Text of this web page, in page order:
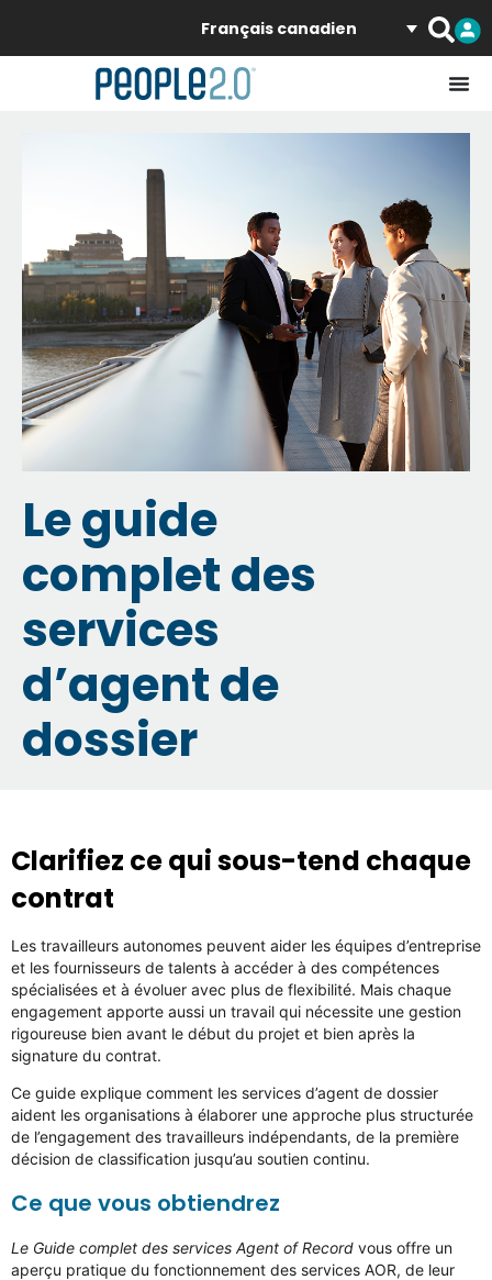
Français canadien
Le guide
complet des
services
d’agent de
dossier
Clarifiez ce qui sous-tend chaque
contrat
Les travailleurs autonomes peuvent aider les équipes d’entreprise
et les fournisseurs de talents à accéder à des compétences
spécialisées et à évoluer avec plus de flexibilité. Mais chaque
engagement apporte aussi un travail qui nécessite une gestion
rigoureuse bien avant le début du projet et bien après la
signature du contrat.
Ce guide explique comment les services d’agent de dossier
aident les organisations à élaborer une approche plus structurée
de l’engagement des travailleurs indépendants, de la première
décision de classification jusqu’au soutien continu.
Ce que vous obtiendrez
Le Guide complet des services Agent of Record vous offre un
aperçu pratique du fonctionnement des services AOR, de leur